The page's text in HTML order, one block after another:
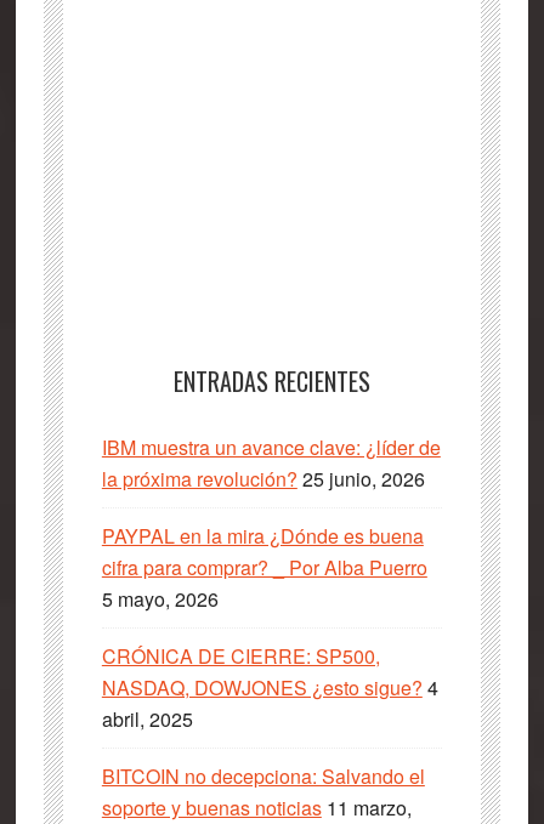
ENTRADAS RECIENTES
IBM muestra un avance clave: ¿líder de
la próxima revolución? 25 junio, 2026
PAYPAL en la mira ¿Dónde es buena
cifra para comprar? _ Por Alba Puerro
5 mayo, 2026
CRÓNICA DE CIERRE: SP500,
NASDAQ, DOWJONES ¿esto sigue? 4
abril, 2025
BITCOIN no decepciona: Salvando el
soporte y buenas noticias 11 marzo,